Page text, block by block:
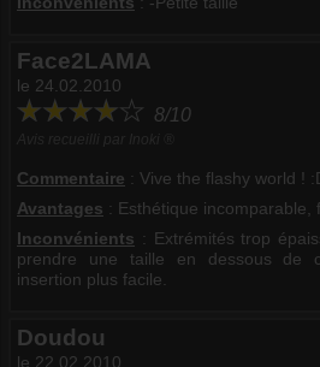
Face2LAMA
le 24.02.2010
8/10
Commentaire : Vive the flashy world !
Avantages : Esthétique incomparable,
Inconvénients : Extrémités trop
prendre une taille en dessous de
insertion plus facile.
Doudou
le 22.02.2010